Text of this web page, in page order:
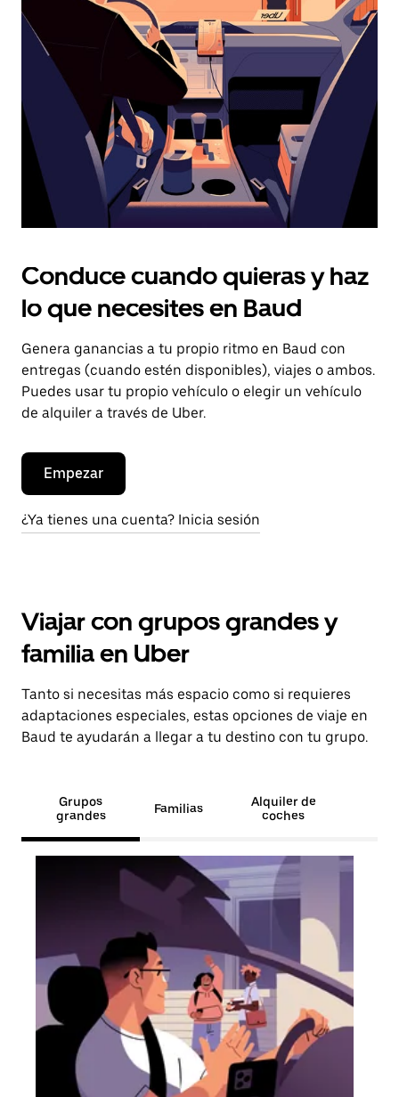
el
botón
escape
el
calendario.
Conduce cuando quieras y haz
lo que necesites en Baud
Genera ganancias a tu propio ritmo en Baud con
entregas (cuando estén disponibles), viajes o ambos.
Puedes usar tu propio vehículo o elegir un vehículo
de alquiler a través de Uber.
Empezar
¿Ya tienes una cuenta? Inicia sesión
Viajar con grupos grandes y
familia en Uber
Tanto si necesitas más espacio como si requieres
adaptaciones especiales, estas opciones de viaje en
Baud te ayudarán a llegar a tu destino con tu grupo.
Grupos
grandes
Familias
Alquiler de
coches